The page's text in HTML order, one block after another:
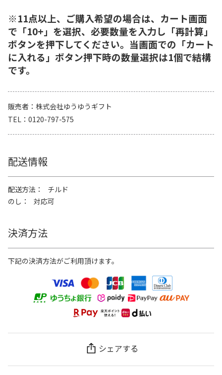
※11点以上、ご購入希望の場合は、カート画面
で「10+」を選択、必要数量を入力し「再計算」
ボタンを押下してください。当画面での「カート
に入れる」ボタン押下時の数量選択は1個で結構
です。
販売者
株式会社ゆうゆうギフト
TEL
0120-797-575
配送情報
配送方法
チルド
のし
対応可
決済方法
下記の決済方法がご利用頂けます。
シェアする